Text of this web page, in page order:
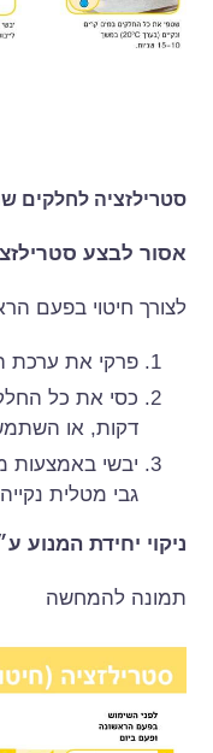
סטרילזציה לחלקים
אסור לבצע
לצורך חיטוי בפעם
פרקי את ערכת
דקות, או
יבשי באמצעות
גבי מטלית
ניקוי יחידת המנוע
תמונה להמחשה